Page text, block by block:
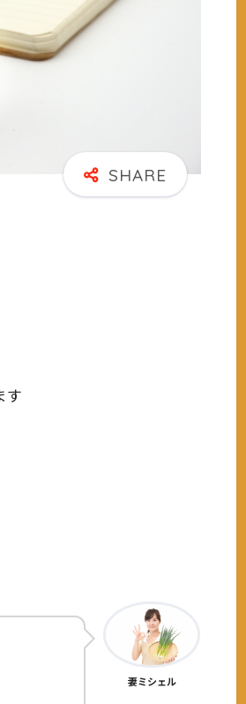
す
妻ミシェル